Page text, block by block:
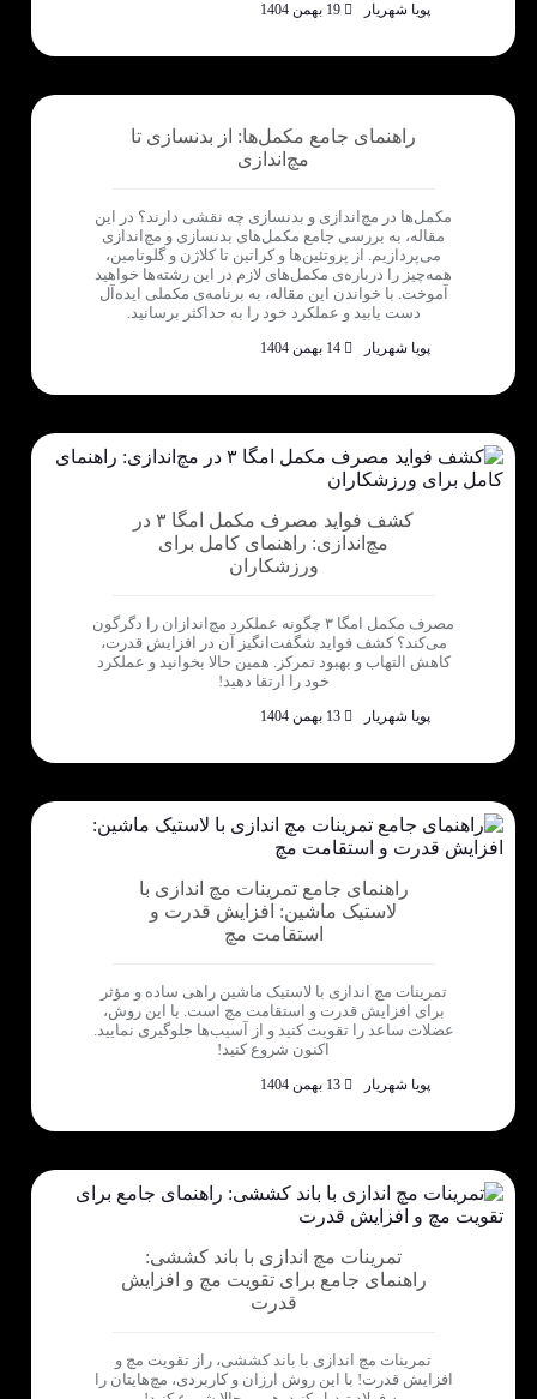
پویا شهریار
راهنمای جامع مکمل‌ها: از بدنسازی تا
مچ‌اندازی
مکمل‌ها در مچ‌اندازی و بدنسازی چه نقشی دارند؟ در این
مقاله، به بررسی جامع مکمل‌های بدنسازی و مچ‌اندازی
می‌پردازیم. از پروتئین‌ها و کراتین تا کلاژن و گلوتامین،
همه‌چیز را درباره‌ی مکمل‌های لازم در این رشته‌ها خواهید
آموخت. با خواندن این مقاله، به برنامه‌ی مکملی ایده‌آل
دست یابید و عملکرد خود را به حداکثر برسانید.
پویا شهریار
کشف فواید مصرف مکمل امگا ۳ در
مچ‌اندازی: راهنمای کامل برای
ورزشکاران
مصرف مکمل امگا ۳ چگونه عملکرد مچ‌اندازان را دگرگون
می‌کند؟ کشف فواید شگفت‌انگیز آن در افزایش قدرت،
کاهش التهاب و بهبود تمرکز. همین حالا بخوانید و عملکرد
خود را ارتقا دهید!
پویا شهریار
راهنمای جامع تمرینات مچ اندازی با
لاستیک ماشین: افزایش قدرت و
استقامت مچ
تمرینات مچ اندازی با لاستیک ماشین راهی ساده و مؤثر
برای افزایش قدرت و استقامت مچ است. با این روش،
عضلات ساعد را تقویت کنید و از آسیب‌ها جلوگیری نمایید.
اکنون شروع کنید!
پویا شهریار
تمرینات مچ اندازی با باند کششی:
راهنمای جامع برای تقویت مچ و افزایش
قدرت
تمرینات مچ اندازی با باند کششی، راز تقویت مچ و
افزایش قدرت! با این روش ارزان و کاربردی، مچ‌هایتان را